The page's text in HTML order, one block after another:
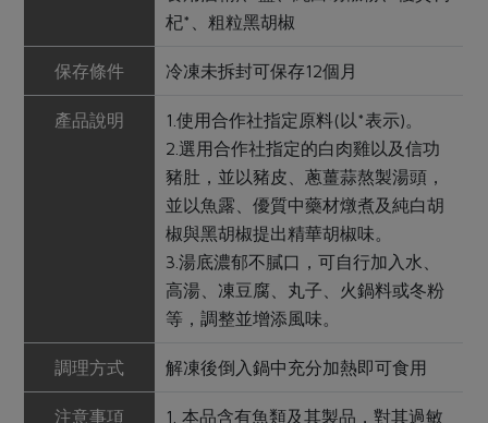
杞*、粗粒黑胡椒
保存條件 冷凍未拆封可保存12個月
產品說明
1.使用合作社指定原料(以*表示)。
2.選用合作社指定的白肉雞以及信功
豬肚，並以豬皮、蔥薑蒜熬製湯頭，
並以魚露、優質中藥材燉煮及純白胡
椒與黑胡椒提出精華胡椒味。
3.湯底濃郁不膩口，可自行加入水、
高湯、凍豆腐、丸子、火鍋料或冬粉
等，調整並增添風味。
調理方式 解凍後倒入鍋中充分加熱即可食用
注意事項 1. 本品含有魚類及其製品，對其過敏